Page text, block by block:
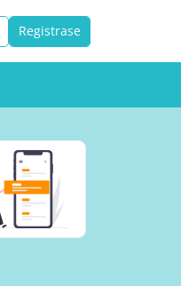
Registrase